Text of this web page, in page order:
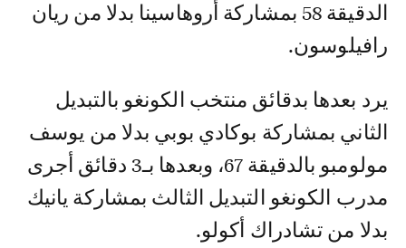
الدقيقة 58 بمشاركة أروهاسينا بدلا من ريان
رافيلوسون.
يرد بعدها بدقائق منتخب الكونغو بالتبديل
الثاني بمشاركة بوكادي بوبي بدلا من يوسف
مولومبو بالدقيقة 67، وبعدها بـ3 دقائق أجرى
مدرب الكونغو التبديل الثالث بمشاركة يانيك
بدلا من تشادراك أكولو.